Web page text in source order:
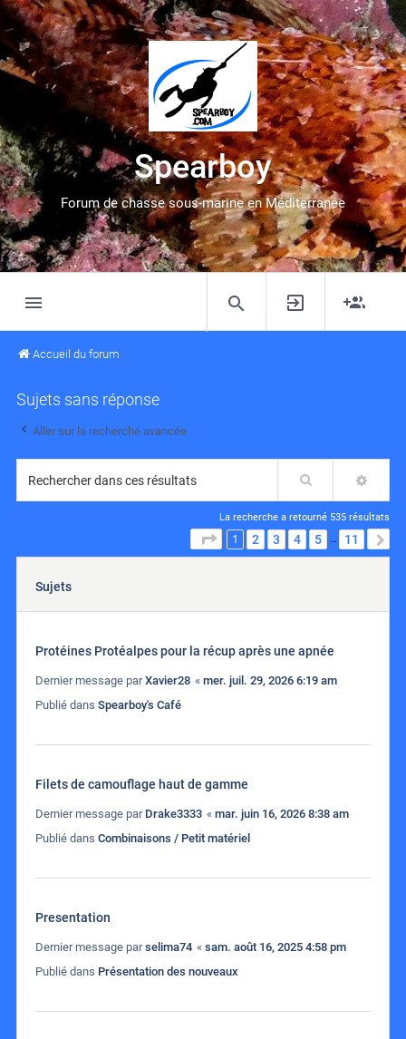
Spearboy
Forum de chasse sous-marine en Méditerranée
Accueil du forum
Sujets sans réponse
Aller sur la recherche avancée
Rechercher
La recherche a retourné 535 résultats
PAGE 1 SUR 11
1 2 3 4 5 … 11
Sujets
Protéines Protéalpes pour la récup après une apnée
Dernier message parXavier28 « mer. juil. 29, 2026 6:19 am
Publié dans Spearboy's Café
Filets de camouflage haut de gamme
Dernier message par Drake3333 « mar. juin 16, 2026 8:38 am
Publié dans Combinaisons / Petit matériel
Presentation
Dernier message parselima74 « sam. août 16, 2025 4:58 pm
Publié dans Présentation des nouveaux